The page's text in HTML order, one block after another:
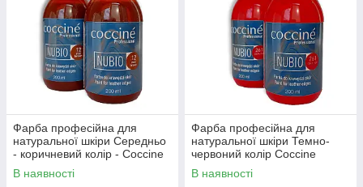
кольорові блиски, їх асортимент постійно збільшується.
Замовляйте! Наша продукція чекає на вас!
Фарба професійна для
натуральної шкіри Середньо
- коричневий колір - Coccine
NUBIO Кочине Польща, 200
мл
В наявності
Фарба професійна для
натуральної шкіри Темно-
червоний колір Coccine
NUBIO Кочине Польща, 200
мл
В наявності